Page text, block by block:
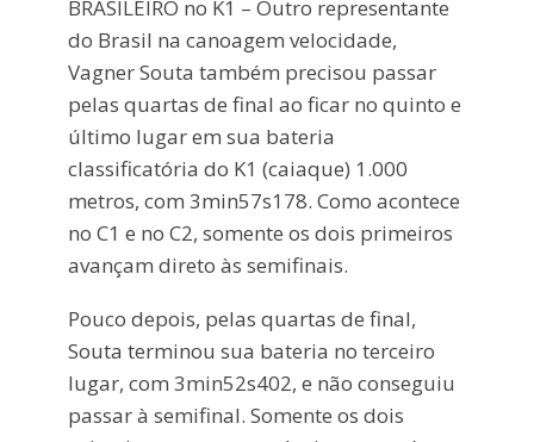
BRASILEIRO no K1 – Outro representante
do Brasil na canoagem velocidade,
Vagner Souta também precisou passar
pelas quartas de final ao ficar no quinto e
último lugar em sua bateria
classificatória do K1 (caiaque) 1.000
metros, com 3min57s178. Como acontece
no C1 e no C2, somente os dois primeiros
avançam direto às semifinais.
Pouco depois, pelas quartas de final,
Souta terminou sua bateria no terceiro
lugar, com 3min52s402, e não conseguiu
passar à semifinal. Somente os dois